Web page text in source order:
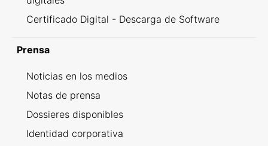
Certificado Digital - Descarga de Software
Prensa
Noticias en los medios
Notas de prensa
Dossieres disponibles
Identidad corporativa